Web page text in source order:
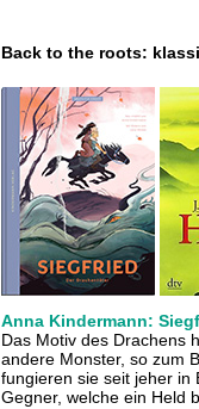
Back to the roots:
Anna Kindermann:
Das Motiv des Drachens
andere Monster, so zum
fungieren sie seit jeher in
Gegner, welche ein Held